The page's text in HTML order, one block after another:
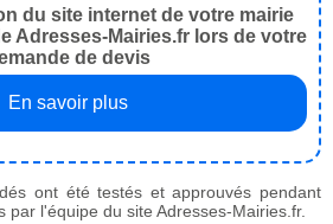
du site internet de votre mairie
Adresses-Mairies.fr lors de votre
de devis
En savoir plus
ont été testés et approuvés pendant
par l'équipe du site Adresses-Mairies.fr.